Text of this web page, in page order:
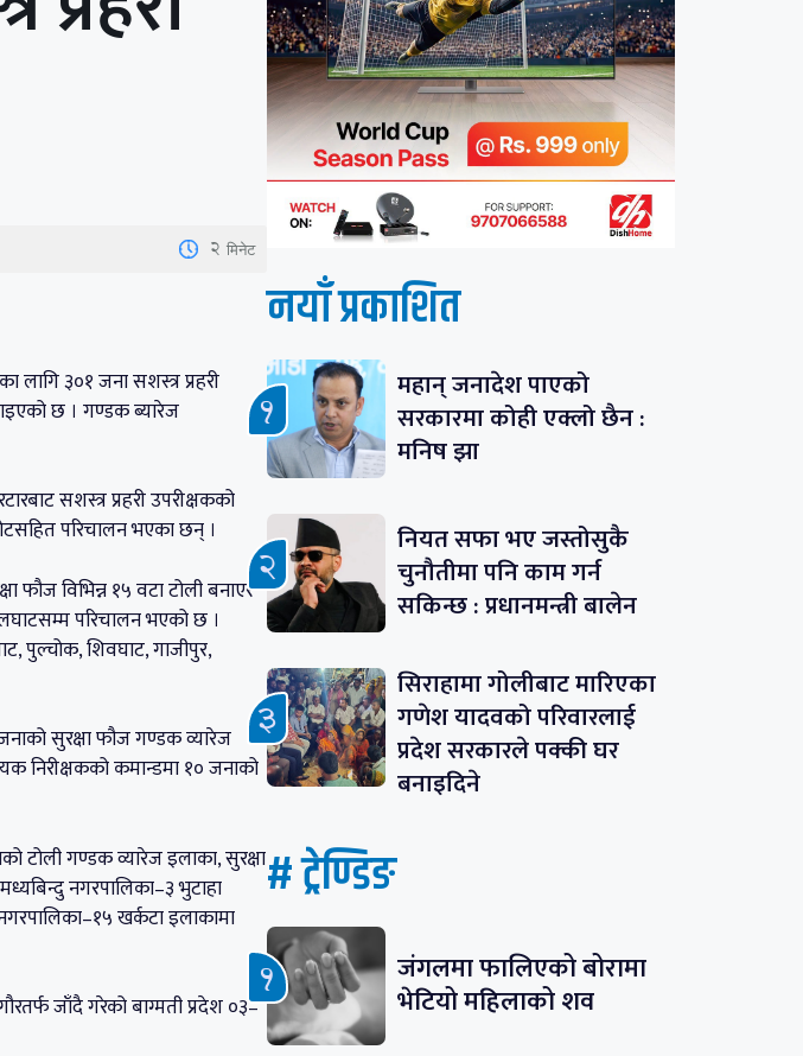
2 मिनेट
लागि ३०१ जना सशस्त्र प्रहरी
छ । गण्डक ब्यारेज
सशस्त्र प्रहरी उपरीक्षकको
परिचालन भएका छन् ।
फौज विभिन्न १५ वटा टोली बनाएर
परिचालन भएको छ ।
पुल्चोक, शिवघाट, गाजीपुर,
सुरक्षा फौज गण्डक व्यारेज
निरीक्षकको कमान्डमा १० जनाको
टोली गण्डक व्यारेज इलाका, सुरक्षा
नगरपालिका–३ भुटाहा
खर्कटा इलाकामा
जाँदै गरेको बाग्मती प्रदेश ०३–
नयाँ प्रकाशित
महान् जनादेश पाएको
सरकारमा कोही एक्लो छैन :
मनिष झा
नियत सफा भए जस्तोसुकै
चुनौतीमा पनि काम गर्न
सकिन्छ : प्रधानमन्त्री बालेन
सिराहामा गोलीबाट मारिएका
गणेश यादवको परिवारलाई
प्रदेश सरकारले पक्की घर
बनाइदिने
# ट्रेण्डिङ
जंगलमा फालिएको बोरामा
भेटियो महिलाको शव